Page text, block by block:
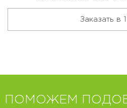
Заказать в
ПОМОЖЕМ